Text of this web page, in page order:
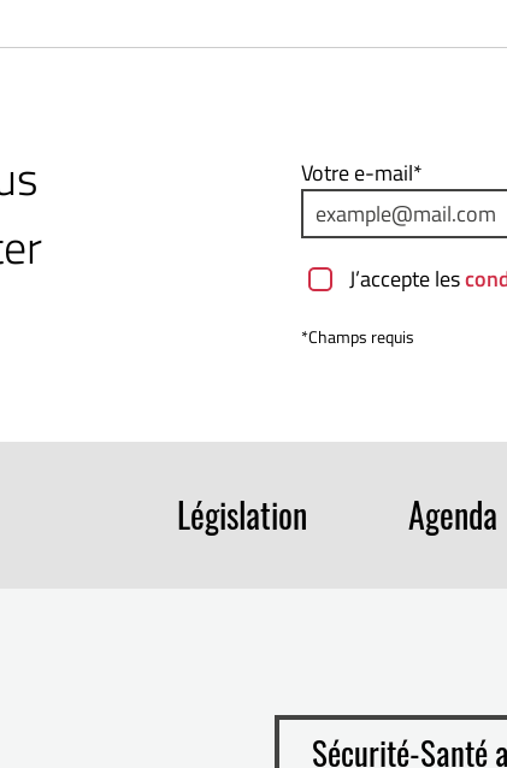
Votre e-mail*
J’accepte les
*Champs requis
Législation Agenda
Sécurité-Santé